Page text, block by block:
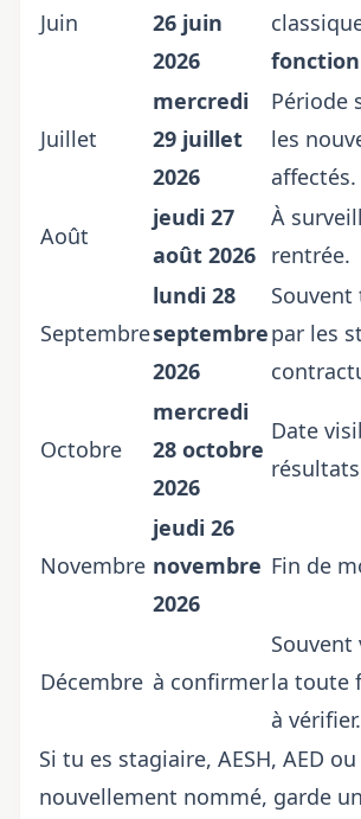
Juin
26 juin
2026
Juillet
mercredi
29 juillet
2026
Période
les
affectés.
Août
jeudi 27
août 2026
À
rentrée.
Septembre
lundi 28
septembre
2026
par les
Octobre
mercredi
28 octobre
2026
Date
résultats
Novembre
jeudi 26
novembre
2026
Fin de
Décembre à confirmer
Souvent
la toute
à vérifier.
Si tu es stagiaire, AESH, AED ou
nouvellement nommé, garde